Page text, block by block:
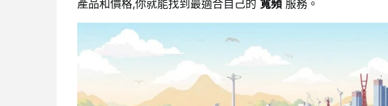
產品和價格,你就能找到最適合自己的 寬頻 服務。